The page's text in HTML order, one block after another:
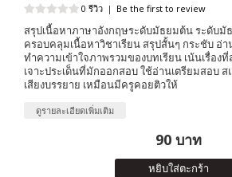
0 รีวิว | Be the first to review
สรุปเนื้อหาภาษาอังกฤษระดับมัธยมต้น ระดับมั
ครอบคลุมเนื้อหาวิชาเรียน สรุปสั้นๆ กระชับ อ่า
ทำความเข้าใจภาพรวมของบทเรียน เน้นเรื่อง
เจาะประเด็นที่มักออกสอบ ใช้อ่านเตรียมสอบ ส
เสียงบรรยาย เหมือนมีครูคอยติวให้
ดูรายละเอียดเพิ่มเติม
90 บาท
หยิบใส่ตะกร้า